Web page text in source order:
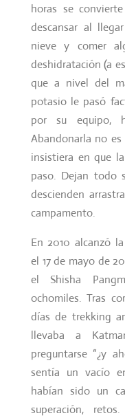
horas se
descansar al
nieve y comer
deshidratación (a
que a nivel del
potasio le pasó
por su equipo,
Abandonarla no
insistiera en que
paso. Dejan todo
descienden
campamento.
En 2010 alcanzó
el 17 de mayo de
el Shisha
ochomiles. Tras
días de trekking
llevaba a
preguntarse “¿y
sentía un vacío
habían sido un
superación,